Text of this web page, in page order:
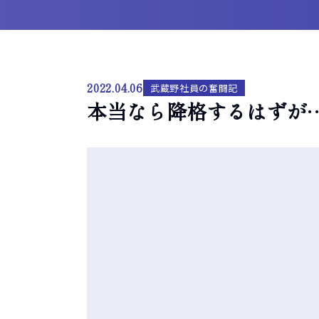
2022.04.06 武蔵野社員の奮闘記
本当なら降格するはず